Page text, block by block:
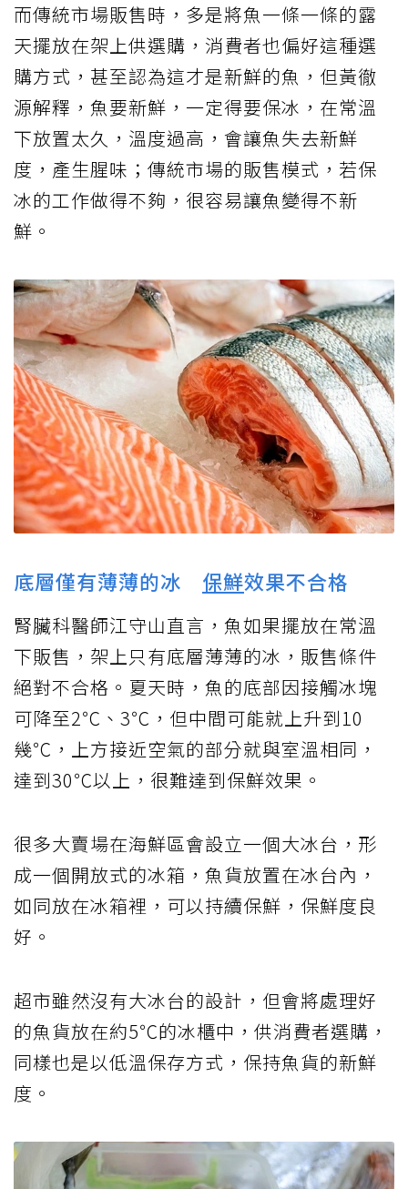
而傳統市場販售時，多是將魚一條一條的露
天擺放在架上供選購，消費者也偏好這種選
購方式，甚至認為這才是新鮮的魚，但黃徹
源解釋，魚要新鮮，一定得要保冰，在常溫
下放置太久，溫度過高，會讓魚失去新鮮
度，產生腥味；傳統市場的販售模式，若保
冰的工作做得不夠，很容易讓魚變得不新
鮮。
底層僅有薄薄的冰 保鮮效果不合格
腎臟科醫師江守山直言，魚如果擺放在常溫
下販售，架上只有底層薄薄的冰，販售條件
絕對不合格。夏天時，魚的底部因接觸冰塊
可降至2℃、3℃，但中間可能就上升到10
幾℃，上方接近空氣的部分就與室溫相同，
達到30℃以上，很難達到保鮮效果。
很多大賣場在海鮮區會設立一個大冰台，形
成一個開放式的冰箱，魚貨放置在冰台內，
如同放在冰箱裡，可以持續保鮮，保鮮度良
好。
超市雖然沒有大冰台的設計，但會將處理好
的魚貨放在約5℃的冰櫃中，供消費者選購，
同樣也是以低溫保存方式，保持魚貨的新鮮
度。